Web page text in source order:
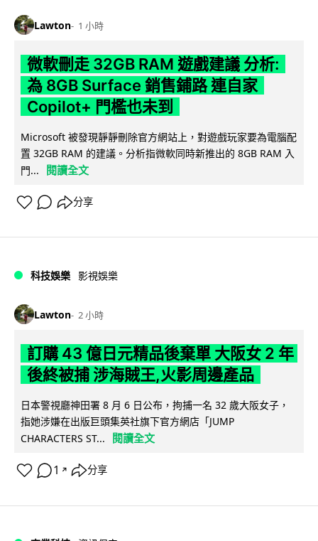
Lawton 1 小時
微軟刪走 32GB RAM 遊戲建議 分析:
為 8GB Surface 銷售鋪路 連自家
Copilot+ 門檻也未到
Microsoft 被發現靜靜刪除官方網站上，對遊戲玩家要為電腦配
置 32GB RAM 的建議。分析指微軟同時新推出的 8GB RAM 入
門...
閱讀全文
分享
科技娛樂 影視娛樂
Lawton 2 小時
訂購 43 億日元精品後棄單 大阪女 2 年
後終被捕 涉海賊王,火影周邊產品
日本警視廳神田署 8 月 6 日公布，拘捕一名 32 歲大阪女子，
指她涉嫌在出版巨頭集英社旗下官方網店「JUMP
CHARACTERS ST...
閱讀全文
1 ↗ 分享